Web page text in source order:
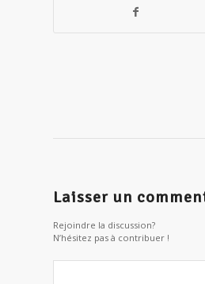
Laisser un
Rejoindre la discussion?
N’hésitez pas à contribuer !